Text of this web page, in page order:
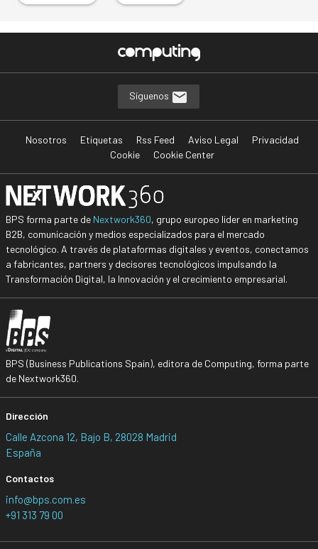
Síguenos
Nosotros Etiquetas Rss Feed Aviso Legal
Privacidad
Cookie
Cookie Center
BPS forma parte de Nextwork360, grupo europeo líder en marketing
B2B, comunicación y medios especializados para el mercado
tecnológico. A través de plataformas digitales y eventos, conectamos
a fabricantes, partners y decisores tecnológicos impulsando la
Transformación Digital, la Innovación y el crecimiento empresarial.
BPS (Business Publications Spain), editora de Computing, forma parte
de Nextwork360.
Dirección
Calle Azcona 12, Bajo B, 28028 Madrid
España
Contactos
info@bps.com.es
+91 313 79 00